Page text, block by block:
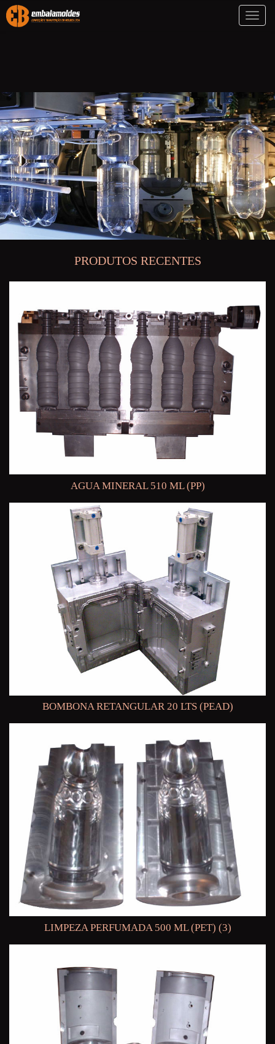
Toggle
PRODUTOS RECENTES
AGUA MINERAL 510 ML (PP)
BOMBONA RETANGULAR 20 LTS (PEAD)
LIMPEZA PERFUMADA 500 ML (PET) (3)